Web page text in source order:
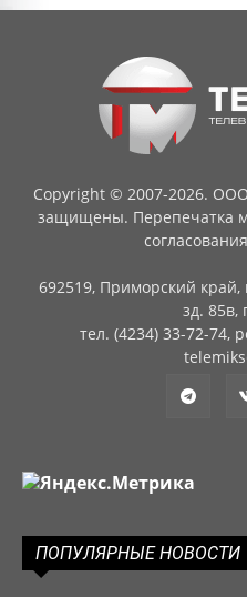
Copyright © 2007-2026.
защищены. Перепечатка
692519, Приморский край,
зд.
тел. (4234) 33-72-74,
ПОПУЛЯРНЫЕ НОВОСТИ